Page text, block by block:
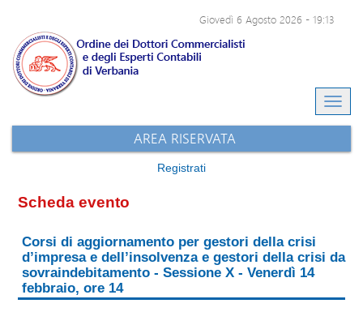
Giovedì 6 Agosto 2026 - 19:13
Archivio eventi
AREA RISERVATA
Registrati
Scheda evento
Corsi di aggiornamento per gestori della crisi
d’impresa e dell’insolvenza e gestori della crisi da
sovraindebitamento - Sessione X - Venerdì 14
febbraio, ore 14